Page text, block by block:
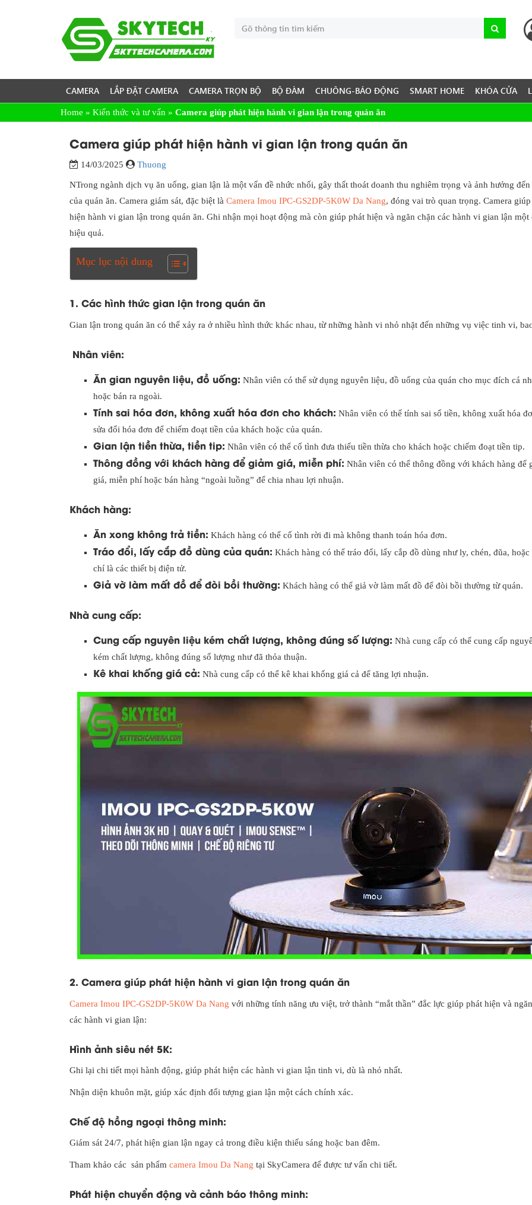
CAMERA LẮP ĐẶT CAMERA CAMERA TRỌN BỘ BỘ ĐÀM CHUÔNG-BÁO ĐỘNG SMART HOME KHÓA CỬA
Home » Kiến thức và tư vấn » Camera giúp phát hiện hành vi gian lận trong quán ăn
Camera giúp phát hiện hành vi gian lận trong quán ăn
14/03/2025 Thuong
NTrong ngành dịch vụ ăn uống, gian lận là một vấn đề nhức nhối, gây thất thoát doanh thu nghiêm trọng và ảnh hưởng
của quán ăn. Camera giám sát, đặc biệt là Camera Imou IPC-GS2DP-5K0W Da Nang, đóng vai trò quan trọng. Camera
hiện hành vi gian lận trong quán ăn. Ghi nhận mọi hoạt động mà còn giúp phát hiện và ngăn chặn các hành vi gian lận một
hiệu quả.
Mục lục nội dung
1. Các hình thức gian lận trong quán ăn
Gian lận trong quán ăn có thể xảy ra ở nhiều hình thức khác nhau, từ những hành vi nhỏ nhặt đến những vụ việc tinh vi,
Nhân viên:
Ăn gian nguyên liệu, đồ uống: Nhân viên có thể sử dụng nguyên liệu, đồ uống của quán cho mục đích cá
hoặc bán ra ngoài.
Tính sai hóa đơn, không xuất hóa đơn cho khách: Nhân viên có thể tính sai số tiền, không xuất hóa
sửa đổi hóa đơn để chiếm đoạt tiền của khách hoặc của quán.
Gian lận tiền thừa, tiền tip: Nhân viên có thể cố tình đưa thiếu tiền thừa cho khách hoặc chiếm đoạt tiền tip.
Thông đồng với khách hàng để giảm giá, miễn phí: Nhân viên có thể thông đồng với khách hàng để
giá, miễn phí hoặc bán hàng “ngoài luồng” để chia nhau lợi nhuận.
Khách hàng:
Ăn xong không trả tiền: Khách hàng có thể cố tình rời đi mà không thanh toán hóa đơn.
Tráo đổi, lấy cắp đồ dùng của quán: Khách hàng có thể tráo đổi, lấy cắp đồ dùng như ly, chén, đũa, hoặc
chí là các thiết bị điện tử.
Giả vờ làm mất đồ để đòi bồi thường: Khách hàng có thể giả vờ làm mất đồ để đòi bồi thường từ quán.
Nhà cung cấp:
Cung cấp nguyên liệu kém chất lượng, không đúng số lượng: Nhà cung cấp có thể cung cấp
kém chất lượng, không đúng số lượng như đã thỏa thuận.
Kê khai khống giá cả: Nhà cung cấp có thể kê khai khống giá cả để tăng lợi nhuận.
2. Camera giúp phát hiện hành vi gian lận trong quán ăn
Camera Imou IPC-GS2DP-5K0W Da Nang với những tính năng ưu việt, trở thành “mắt thần” đắc lực giúp phát hiện và
các hành vi gian lận:
Hình ảnh siêu nét 5K:
Ghi lại chi tiết mọi hành động, giúp phát hiện các hành vi gian lận tinh vi, dù là nhỏ nhất.
Nhận diện khuôn mặt, giúp xác định đối tượng gian lận một cách chính xác.
Chế độ hồng ngoại thông minh:
Giám sát 24/7, phát hiện gian lận ngay cả trong điều kiện thiếu sáng hoặc ban đêm.
Tham khảo các sản phẩm camera Imou Da Nang tại SkyCamera để được tư vấn chi tiết.
Phát hiện chuyển động và cảnh báo thông minh: